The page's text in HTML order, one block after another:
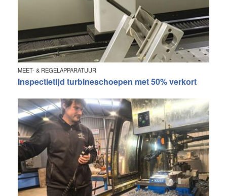
MEET- & REGELAPPARATUUR
Inspectietijd turbineschoepen met 50% verkort